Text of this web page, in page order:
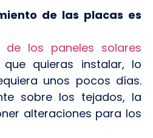
de las placas es
de los paneles solares
quieras instalar, lo
unos pocos días.
sobre los tejados, la
alteraciones para los